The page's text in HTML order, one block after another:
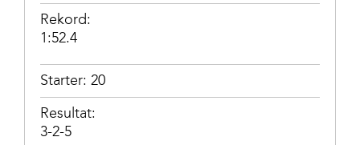
Rekord:
1:52.4
Starter: 20
Resultat:
3-2-5